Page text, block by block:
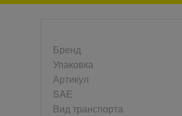
Бренд
Упаковка
Артикул
SAE
Вид транспорта